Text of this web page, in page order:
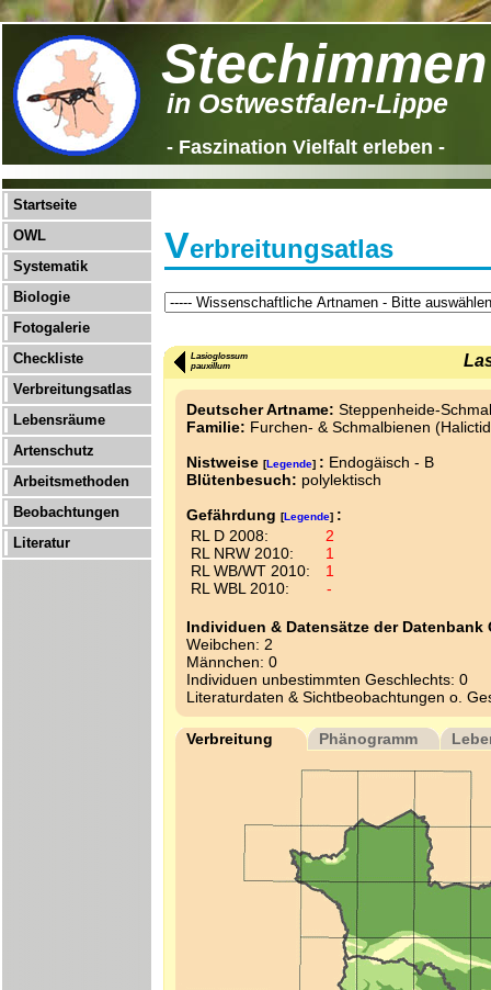
Stechimmen
in Ostwestfalen-Lippe
- Faszination Vielfalt erleben -
Startseite
OWL
Systematik
Biologie
Fotogalerie
Checkliste
Verbreitungsatlas
Lebensräume
Artenschutz
Arbeitsmethoden
Beobachtungen
Literatur
Verbreitungsatlas
Lasioglossum
pauxillum
Deutscher Artname: Steppenheide-
Familie: Furchen- & Schmalbienen
Nistweise [Legende] : Endogäisch - B
Blütenbesuch: polylektisch
Gefährdung [Legende] :
RL D 2008:
RL NRW 2010:
RL WB/WT 2010:
RL WBL 2010:
2
1
1
-
Individuen & Datensätze der Datenbank
Weibchen: 2
Männchen: 0
Individuen unbestimmten Geschlechts: 0
Literaturdaten & Sichtbeobachtungen o.
Verbreitung Phänogramm